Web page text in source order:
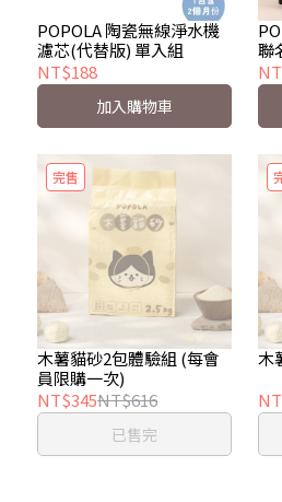
POPOLA 陶瓷無線淨水機
濾芯(代替版) 單入組
NT$188
加入購物車
聯名 遛遛包-低
尼
完售
木薯貓砂2包體驗組 (每會
員限購一次)
NT$345NT$616
已售完
木